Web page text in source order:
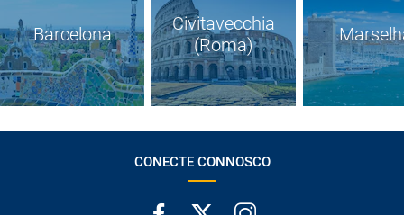
Barcelona
Civitavecchia
(Roma)
CONECTE CONNOSCO